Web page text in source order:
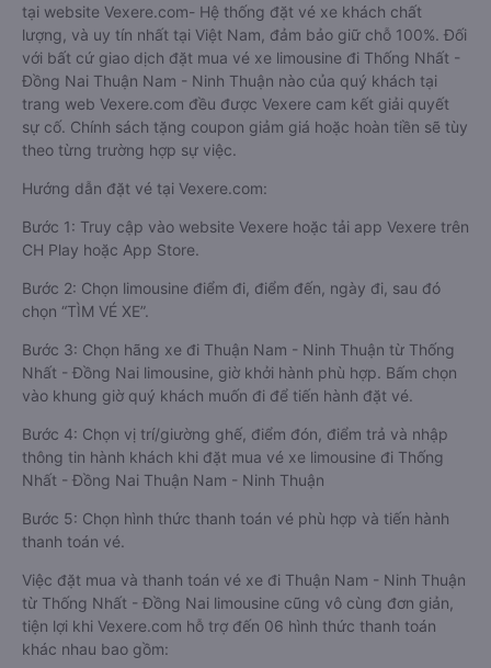
tại website Vexere.com- Hệ thống đặt vé xe khách chất
lượng, và uy tín nhất tại Việt Nam, đảm bảo giữ chỗ 100%. Đối
với bất cứ giao dịch đặt mua vé xe limousine đi Thống Nhất -
Đồng Nai Thuận Nam - Ninh Thuận nào của quý khách tại
trang web Vexere.com đều được Vexere cam kết giải quyết
sự cố. Chính sách tặng coupon giảm giá hoặc hoàn tiền sẽ tùy
theo từng trường hợp sự việc.
Hướng dẫn đặt vé tại Vexere.com:
Bước 1: Truy cập vào website Vexere hoặc tải app Vexere trên
CH Play hoặc App Store.
Bước 2: Chọn limousine điểm đi, điểm đến, ngày đi, sau đó
chọn “TÌM VÉ XE”.
Bước 3: Chọn hãng xe đi Thuận Nam - Ninh Thuận từ Thống
Nhất - Đồng Nai limousine, giờ khởi hành phù hợp. Bấm chọn
vào khung giờ quý khách muốn đi để tiến hành đặt vé.
Bước 4: Chọn vị trí/giường ghế, điểm đón, điểm trả và nhập
thông tin hành khách khi đặt mua vé xe limousine đi Thống
Nhất - Đồng Nai Thuận Nam - Ninh Thuận
Bước 5: Chọn hình thức thanh toán vé phù hợp và tiến hành
thanh toán vé.
Việc đặt mua và thanh toán vé xe đi Thuận Nam - Ninh Thuận
từ Thống Nhất - Đồng Nai limousine cũng vô cùng đơn giản,
tiện lợi khi Vexere.com hỗ trợ đến 06 hình thức thanh toán
khác nhau bao gồm: